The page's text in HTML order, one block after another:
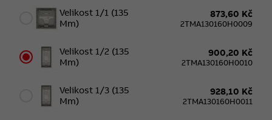
Velikost 1/1 (135
Mm)
873,60 Kč
2TMA130160H0009
Velikost 1/2 (135
Mm)
900,20 Kč
2TMA130160H0010
Velikost 1/3 (135
Mm)
928,10 Kč
2TMA130160H0011